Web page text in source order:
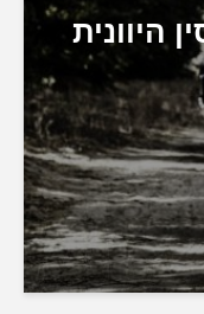
היוונית